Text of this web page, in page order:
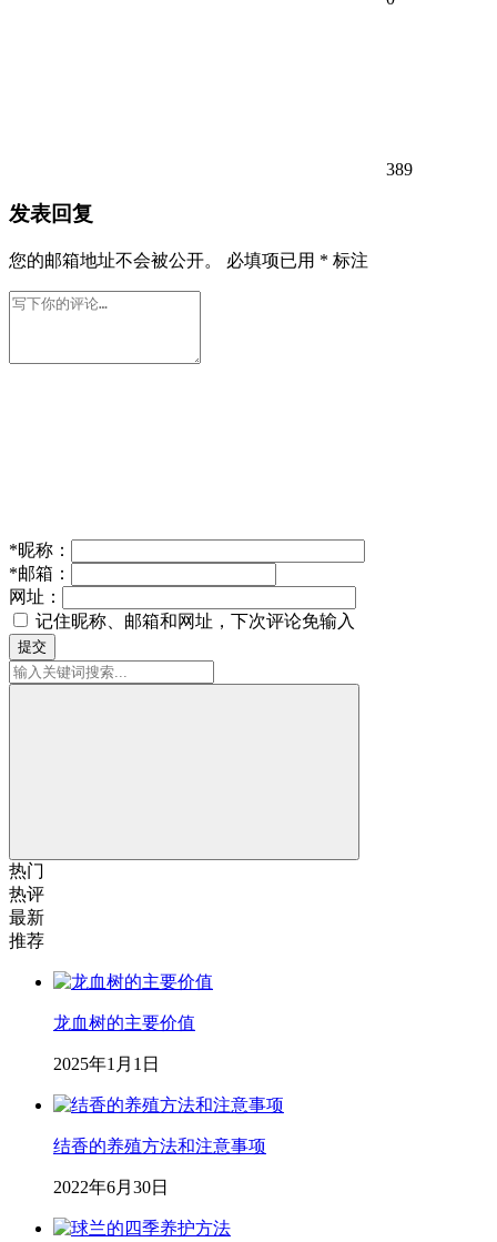
389
发表回复
您的邮箱地址不会被公开。 必填项已用 * 标注
*昵称：
*邮箱：
网址：
记住昵称、邮箱和网址，下次评论免输入
提交
热门
热评
最新
推荐
龙血树的主要价值
2025年1月1日
结香的养殖方法和注意事项
2022年6月30日